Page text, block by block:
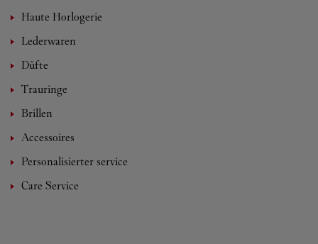
Haute Horlogerie
Lederwaren
Düfte
Trauringe
Brillen
Accessoires
Personalisierter service
Care Service